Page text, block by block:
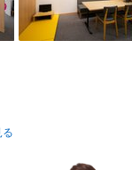
る